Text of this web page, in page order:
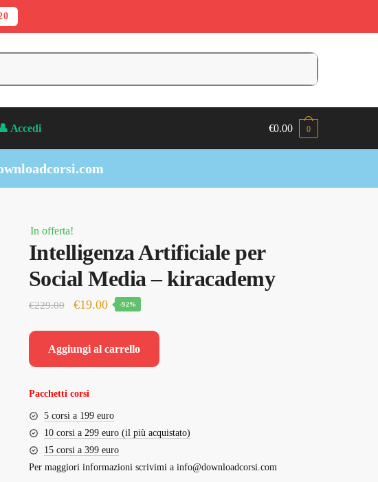
Accedi €0.00 0
In offerta!
Intelligenza Artificiale per
Social Media – kiracademy
€229.00
Il
originale
era:
€19.00Il
attuale
è:
-92%
Aggiungi al carrello
Pacchetti corsi
5 corsi a 199 euro
10 corsi a 299 euro (il più acquistato)
15 corsi a 399 euro
Per maggiori informazioni scrivimi a info@downloadcorsi.com